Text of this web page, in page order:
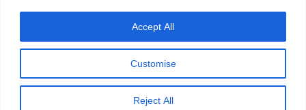
Customise
Reject All
Accept All